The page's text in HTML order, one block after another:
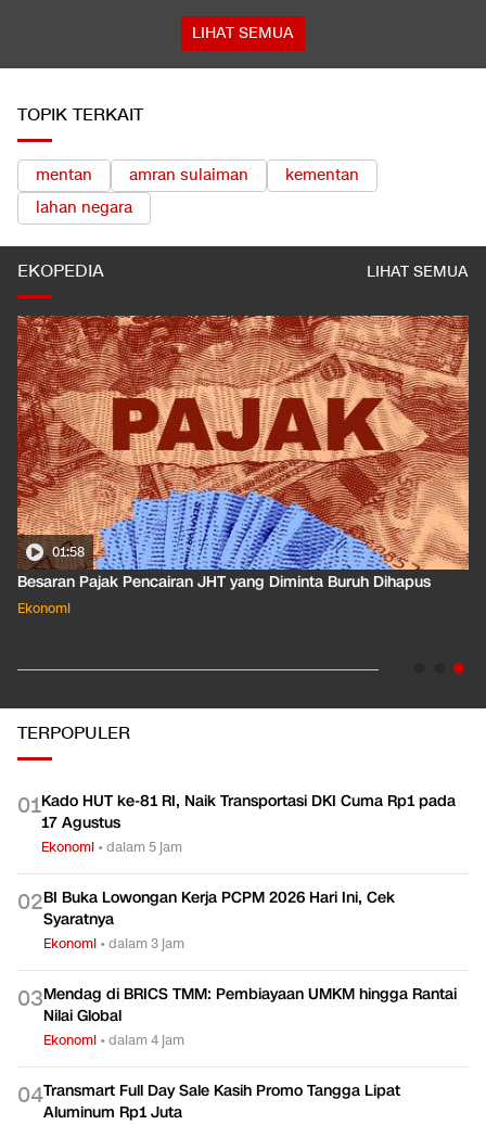
LIHAT SEMUA
TOPIK TERKAIT
mentan amran sulaiman
kementan
lahan negara
EKOPEDIA LIHAT SEMUA
01:50
Apa Arti Peringkat Kredit Indonesia yang Dirilis S&P Global
Dkk?
TERPOPULER
01Kado HUT ke-81 RI, Naik Transportasi DKI Cuma Rp1 pada
17 Agustus
Ekonomi •dalam 5 jam
02BI Buka Lowongan Kerja PCPM 2026 Hari Ini, Cek
Syaratnya
Ekonomi •dalam 3 jam
03Mendag di BRICS TMM: Pembiayaan UMKM hingga Rantai
Nilai Global
Ekonomi •dalam 4 jam
04Transmart Full Day Sale Kasih Promo Tangga Lipat
Aluminum Rp1 Juta